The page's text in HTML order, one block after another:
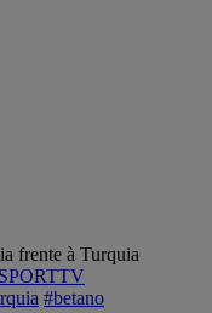
frente à Turquia
#betano